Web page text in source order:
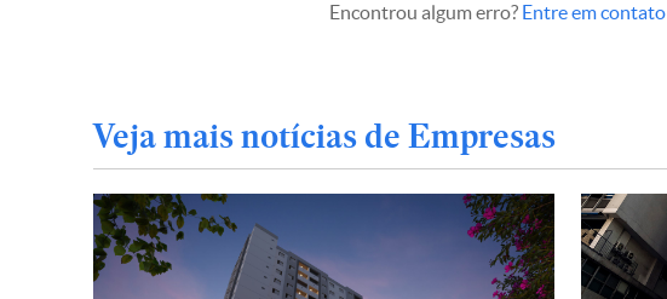
Encontrou algum erro? Entre em contato
Veja mais notícias de Empresas